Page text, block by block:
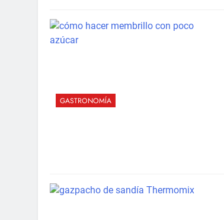
GASTRONOMÍA